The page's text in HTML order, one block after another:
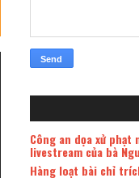
Công an dọa xử
livestream của bà
Hàng loạt bài chỉ